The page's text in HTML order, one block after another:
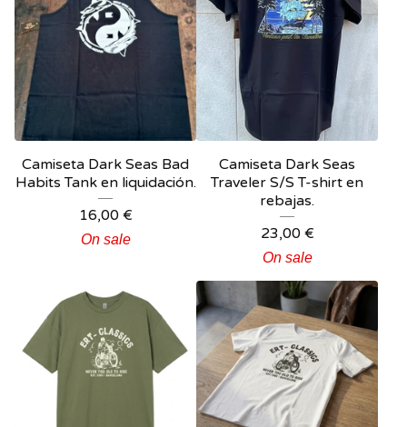
Camiseta Dark Seas Bad
Habits Tank en liquidación.
16,00 €
On sale
Camiseta Dark Seas
Traveler S/S T-shirt en
rebajas.
23,00 €
On sale